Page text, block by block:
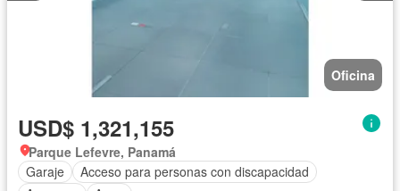
Oficina
USD$ 1,321,155
Parque Lefevre, Panamá
Garaje
Acceso para personas con discapacidad